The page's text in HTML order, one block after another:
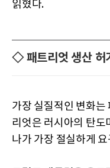
읽혔다.
◇ 패트리엇 생산 허
가장 실질적인 변화는
리엇은 러시아의 탄도
나가 가장 절실하게